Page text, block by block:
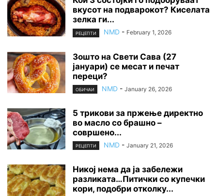
вкусот на подварокот? Киселата
зелка ги...
РЕЦЕПТИ NMD - February 1, 2026
Зошто на Свети Сава (27
јануари) се месат и печат
переци?
ОБИЧАИ NMD - January 26, 2026
5 трикови за пржење директно
во масло со брашно –
совршено...
РЕЦЕПТИ NMD - January 21, 2026
Никој нема да ја забележи
разликата…Питички со купечки
кори, подобри отколку...